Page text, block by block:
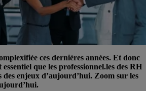
ces dernières années. Et donc
que les professionnel.les des RH
des enjeux d’aujourd’hui. Zoom sur les